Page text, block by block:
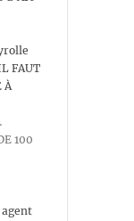
FAUT
À
100